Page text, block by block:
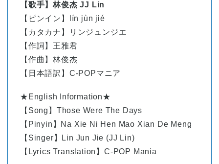
【歌手】林俊杰 JJ Lin
【ピンイン】
lín jùn jié
【カタカナ】リンジュンジエ
【作詞】王雅君
【作曲】林俊杰
【日本語訳】C-POPマニア
★English Information★
【Song】Those Were The Days
【Pinyin】Na Xie Ni Hen Mao Xian De Meng
【Singer】Lin Jun Jie (JJ Lin)
【Lyrics Translation】C-POP Mania